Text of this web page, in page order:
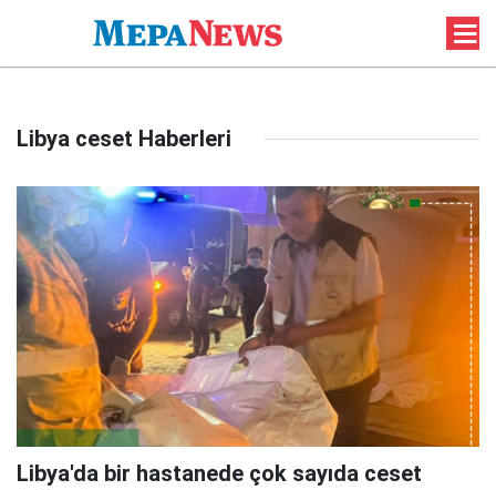
Libya ceset Haberleri
Libya'da bir hastanede çok sayıda ceset